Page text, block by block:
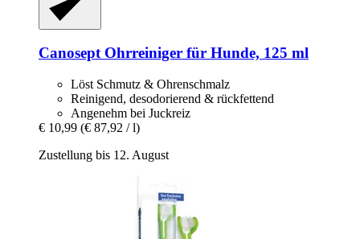
CanoseptOhrreiniger für Hunde, 125 ml
Löst Schmutz & Ohrenschmalz
Reinigend, desodorierend & rückfettend
Angenehm bei Juckreiz
€ 10,99 (€ 87,92 / l)
Zustellung bis 12. August